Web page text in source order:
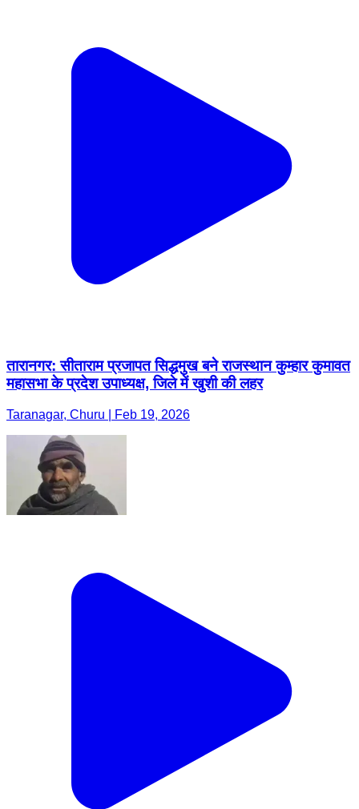
तारानगर: सीताराम प्रजापत सिद्धमुख बने राजस्थान कुम्हार कुमावत
महासभा के प्रदेश उपाध्यक्ष, जिले में खुशी की लहर
Taranagar, Churu | Feb 19, 2026